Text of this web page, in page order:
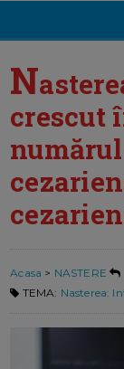
N
crescut
Acasa > NASTERE
TEMA: Nasterea: